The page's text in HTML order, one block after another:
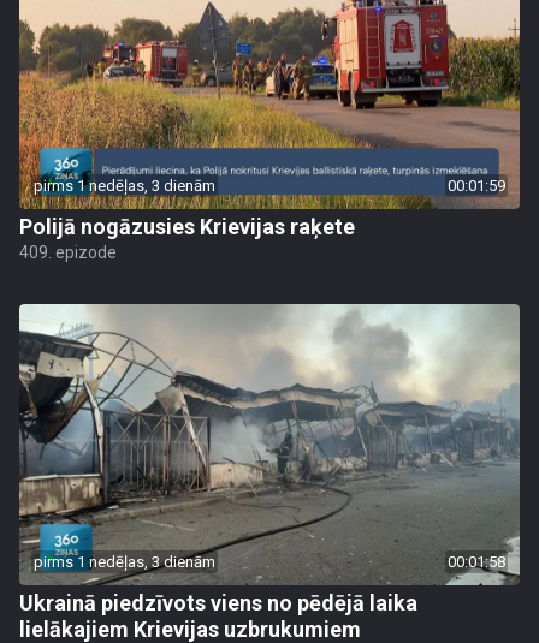
pirms 1 nedēļas, 3 dienām 00:01:59
Polijā nogāzusies Krievijas raķete
409. epizode
pirms 1 nedēļas, 3 dienām 00:01:58
Ukrainā piedzīvots viens no pēdējā laika
lielākajiem Krievijas uzbrukumiem